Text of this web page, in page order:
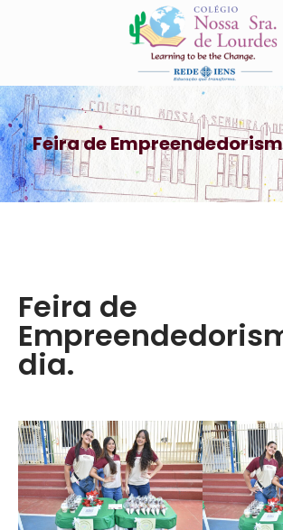
Feira de
Feira de
dia.